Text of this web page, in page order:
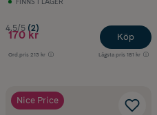
4.5/5 (2)
170 kr
Ord.pris 213 kr Lägsta pris 181 kr
Köp
Nice Price